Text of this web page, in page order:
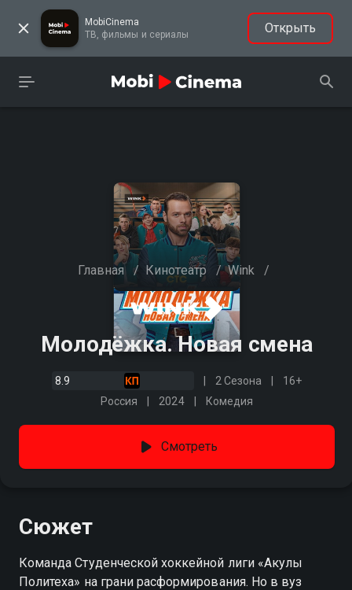
MobiCinema
ТВ, фильмы и сериалы
Открыть
Главная / Кинотеатр / Wink /
Молодёжка. Новая смена
8.9 2 Сезона
16+
Россия
2024 Комедия
Смотреть
Сюжет
Команда Студенческой хоккейной лиги «Акулы
Политеха» на грани расформирования. Но в вуз